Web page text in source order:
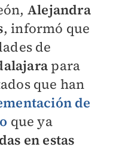
Alejandra
, informó que
de
para
que han
de
que ya
en estas